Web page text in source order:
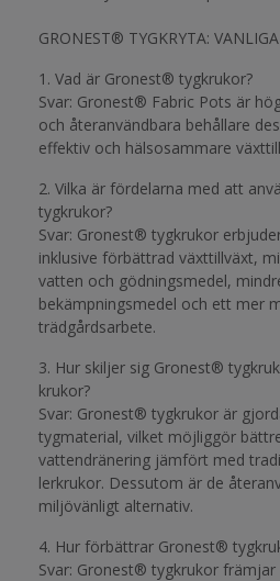
GRONEST® TYGKRYTA:
1. Vad är Gronest® tygkrukor?
Svar: Gronest® Fabric Pots är
och återanvändbara behållare
effektiv och hälsosammare
2. Vilka är fördelarna med att
tygkrukor?
Svar: Gronest® tygkrukor
inklusive förbättrad växttillväxt,
vatten och gödningsmedel,
bekämpningsmedel och ett mer
trädgårdsarbete.
3. Hur skiljer sig Gronest®
krukor?
Svar: Gronest® tygkrukor är
tygmaterial, vilket möjliggör
vattendränering jämfört med
lerkrukor. Dessutom är de
miljövänligt alternativ.
4. Hur förbättrar Gronest®
Svar: Gronest® tygkrukor